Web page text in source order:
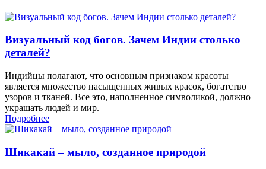
Визуальный код богов. Зачем Индии столько
деталей?
Индийцы полагают, что основным признаком красоты
является множество насыщенных живых красок, богатство
узоров и тканей. Все это, наполненное символикой, должно
украшать людей и мир.
Подробнее
Шикакай – мыло, созданное природой